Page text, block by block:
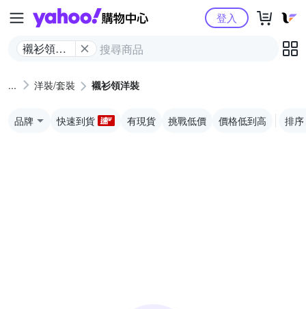
Yahoo購物中心
襯衫領洋
登入
洋裝/套裝 襯衫領洋裝
品牌 快速到貨 有現貨 挑戰低價 價格低到高 排序